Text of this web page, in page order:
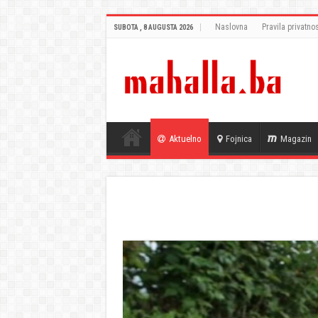
SUBOTA , 8 AUGUSTA 2026 Naslovna Pravila
Aktuelno Fojnica Magazin